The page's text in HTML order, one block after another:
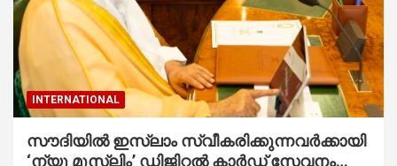
INTERNATIONAL
സൗദിയില്‍ ഇസ്‌ലാം സ്വീകരിക്കുന്നവര്‍ക്കായി
‘ന്യൂ മുസ്ലിം’ ഡിജിറ്റല്‍ കാര്‍ഡ് സേവനം